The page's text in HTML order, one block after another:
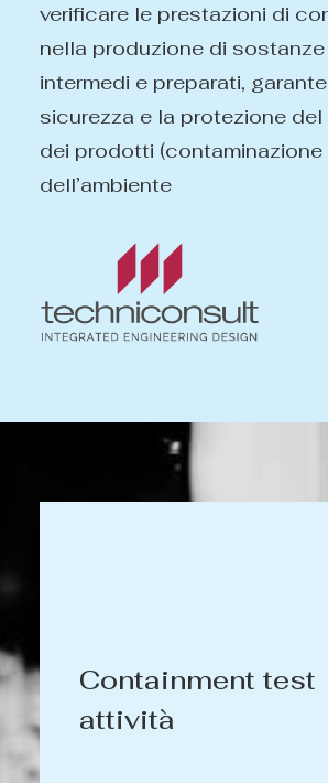
verificare le prestazioni di
nella produzione di sostanze
intermedi e preparati,
sicurezza e la protezione del
dei prodotti
dell’ambiente
Containment test
attività